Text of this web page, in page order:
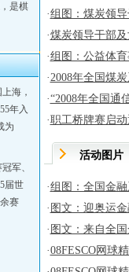
是棋
海，
年入
为
军、
届世
赛
·组图：煤炭领
·煤炭领导干部
·组图：公益体
·2008年全国煤
·“2008年全国通
·职工桥牌赛启
活动图片
·组图：全国金
· 图文：迎奥运
· 图文：来自全
·08FESCO网球